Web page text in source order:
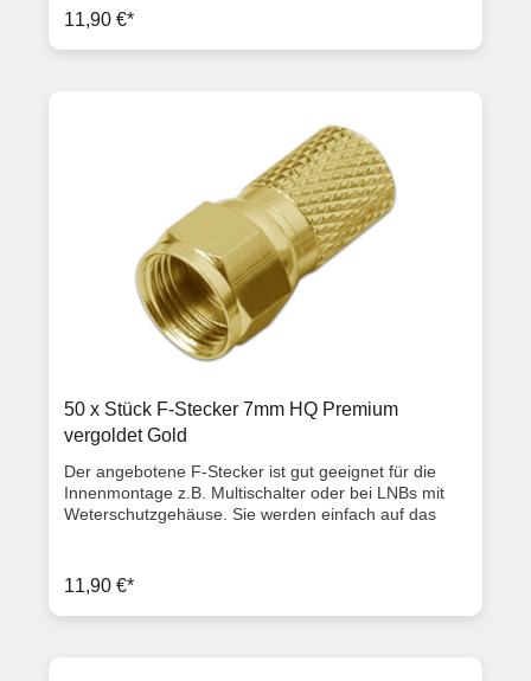
können somit für 120dB und 128dB Kabel verwendet
werden). Produktbeschreibung Länge: 2 cm Kabel Ø:
7,3 mm Innen Ø: 7,2 mm Dielektrikum Ø: 5,0 mm
11,90 €*
50 x Stück F-Stecker 7mm HQ Premium
vergoldet Gold
Der angebotene F-Stecker ist gut geeignet für die
Innenmontage z.B. Multischalter oder bei LNBs mit
Weterschutzgehäuse. Sie werden einfach auf das
können somit für 80dB, 90dB und 100dB Kabel
verwendet werden). Ausstattungsmerkmale
hochwertiger vergoldeter F-Stecker 7,0 mm für
11,90 €*